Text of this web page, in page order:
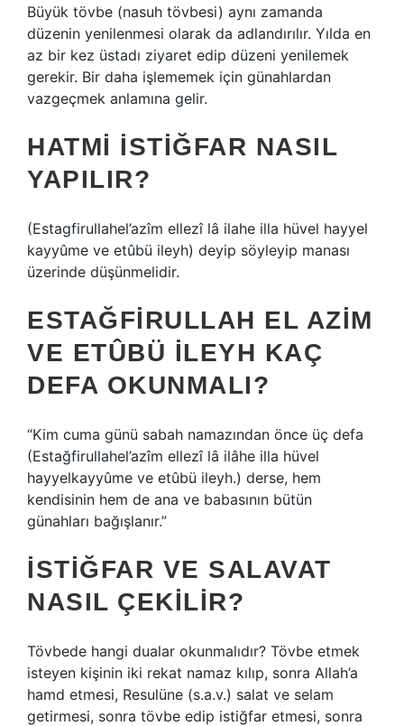
Büyük tövbe (nasuh tövbesi) aynı zamanda
düzenin yenilenmesi olarak da adlandırılır. Yılda en
az bir kez üstadı ziyaret edip düzeni yenilemek
gerekir. Bir daha işlememek için günahlardan
vazgeçmek anlamına gelir.
HATMI ISTIĞFAR NASIL
YAPILIR?
(Estagfirullahel’azîm ellezî lâ ilahe illa hüvel hayyel
kayyûme ve etûbü ileyh) deyip söyleyip manası
üzerinde düşünmelidir.
ESTAĞFIRULLAH EL AZIM
VE ETÛBÜ ILEYH KAÇ
DEFA OKUNMALI?
“Kim cuma günü sabah namazından önce üç defa
(Estağfirullahel’azîm ellezî lâ ilâhe illa hüvel
hayyelkayyûme ve etûbü ileyh.) derse, hem
kendisinin hem de ana ve babasının bütün
günahları bağışlanır.”
İSTIĞFAR VE SALAVAT
NASIL ÇEKILIR?
Tövbede hangi dualar okunmalıdır? Tövbe etmek
isteyen kişinin iki rekat namaz kılıp, sonra Allah’a
hamd etmesi, Resulüne (s.a.v.) salat ve selam
getirmesi, sonra tövbe edip istiğfar etmesi, sonra